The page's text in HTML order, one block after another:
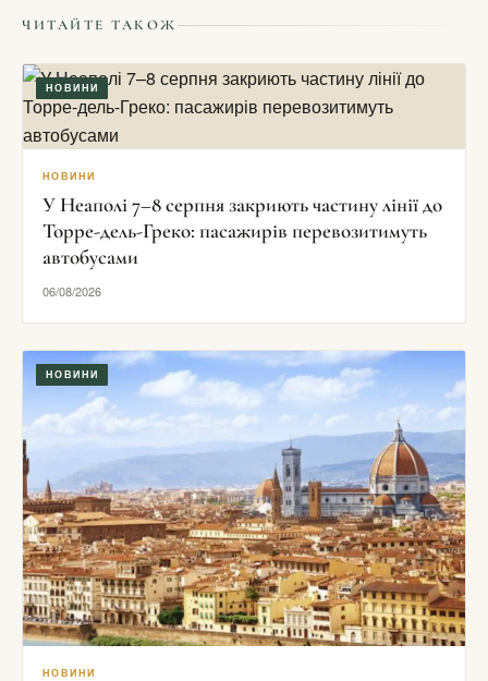
ЧИТАЙТЕ ТАКОЖ
НОВИНИ
НОВИНИ
У Неаполі 7–8 серпня закриють частину лінії до
Торре-дель-Греко: пасажирів перевозитимуть
автобусами
06/08/2026
НОВИНИ
НОВИНИ